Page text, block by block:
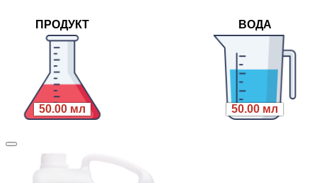
ПРОДУКТ
50.00 мл
ВОДА
50.00 мл